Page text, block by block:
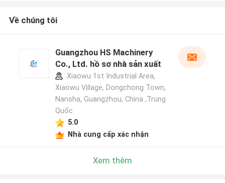
Về chúng tôi
Guangzhou HS Machinery
Co., Ltd. hồ sơ nhà sản xuất
Xiaowu 1st Industrial Area,
Xiaowu Village, Dongchong Town,
Nansha, Guangzhou, China ,Trung
Quốc
5.0
Nhà cung cấp xác nhận
Xem thêm